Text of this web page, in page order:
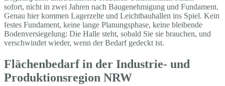
sofort, nicht in zwei Jahren nach Baugenehmigung und Fundament.
Genau hier kommen Lagerzelte und Leichtbauhallen ins Spiel. Kein
festes Fundament, keine lange Planungsphase, keine bleibende
Bodenversiegelung: Die Halle steht, sobald Sie sie brauchen, und
verschwindet wieder, wenn der Bedarf gedeckt ist.
Flächenbedarf in der Industrie- und
Produktionsregion NRW